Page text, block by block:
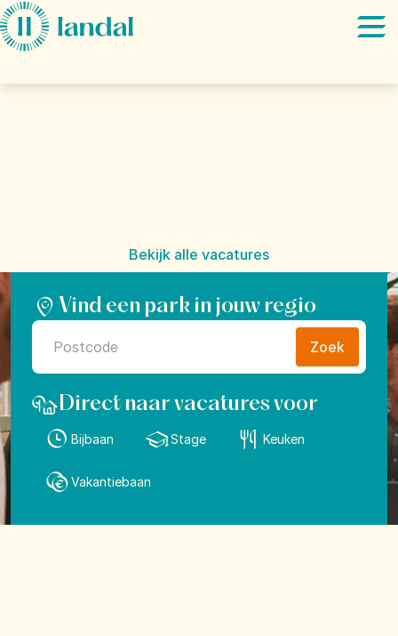
Bekijk alle vacatures
Vind een park in jouw regio
Zoek
Direct naar vacatures voor
Bijbaan Stage Keuken
Vakantiebaan